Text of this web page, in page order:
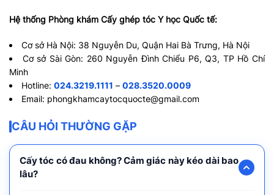
Hệ thống Phòng khám Cấy ghép tóc Y học Quốc tế:
Cơ sở Hà Nội: 38 Nguyễn Du, Quận Hai Bà Trưng, Hà Nội
Cơ sở Sài Gòn: 260 Nguyễn Đình Chiểu P6, Q3, TP Hồ Chí
Minh
Hotline: 024.3219.1111 – 028.3520.0009
Email: phongkhamcaytocquocte@gmail.com
CÂU HỎI THƯỜNG GẶP
Cấy tóc có đau không? Cảm giác này kéo dài bao
lâu?